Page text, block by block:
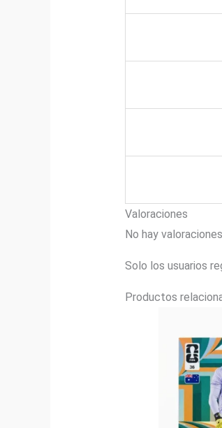
Valoraciones
No hay
Solo los usuarios
Productos